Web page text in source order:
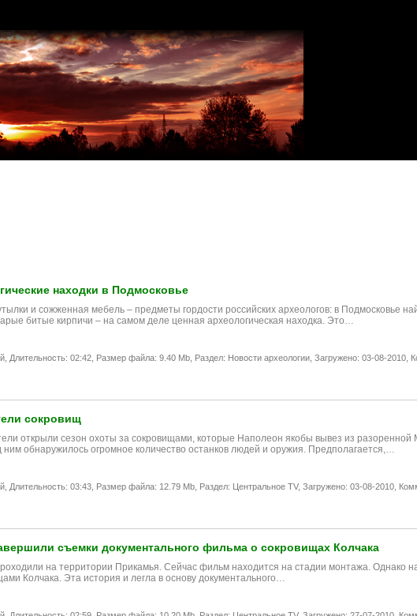
находки в Подмосковье
и сожженная мебель – предметы гордости российских археологов: в Подмосковье
битые кирпичи – на самом деле ценная археологическая находка. Это…
Длительность: 02:42, Размер файла: 9.40 Mb, Раздел: Новости археологии, Загружено: 03-08-2010,
сокровищ
открыли сезон охоты за сокровищами, которые Наполеон якобы вывез из
ним обнаружилось огромное количество останков людей и оружия. Предполагается,…
Длительность: 03:43, Размер файла: 12.79 Mb, Раздел: Центральное TV, Загружено: 03-08-2010,
съемки документального фильма о сокровищах Колчака
на территории Прикамья. Сейчас фильм находится на стадии монтажа. Однако
Колчака. Эта история и легла в основу документального…